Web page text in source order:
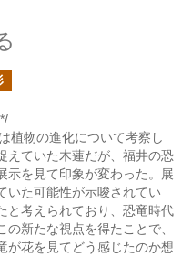
植物の進化について考察し
えていた木蓮だが、福井の恐
示を見て印象が変わった。展
いた可能性が示唆されてい
と考えられており、恐竜時代
新たな視点を得たことで、
が花を見てどう感じたのか想